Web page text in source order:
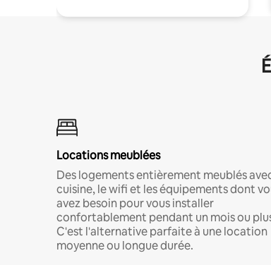
Locations meublées
Des logements entièrement meublés
cuisine, le wifi et les équipements dont
avez besoin pour vous installer
confortablement pendant un mois ou
C'est l'alternative parfaite à une location
moyenne ou longue durée.